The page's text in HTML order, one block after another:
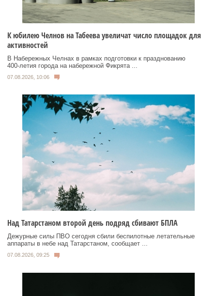
К юбилею Челнов на Табеева увеличат число площадок для
активностей
В Набережных Челнах в рамках подготовки к празднованию
400‑летия города на набережной Фикрята ...
07.08.2026, 10:06
Над Татарстаном второй день подряд сбивают БПЛА
Дежурные силы ПВО сегодня сбили беспилотные летательные
аппараты в небе над Татарстаном, сообщает ...
07.08.2026, 09:25